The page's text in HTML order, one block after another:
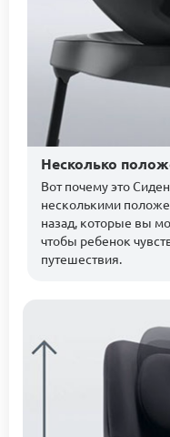
Несколько
Вот почему это
несколькими
назад, которые вы
чтобы ребенок
путешествия.